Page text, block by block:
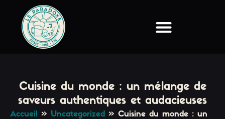
Cuisine du monde : un mélange de
saveurs authentiques et audacieuses
Accueil » Uncategorized » Cuisine du monde : un